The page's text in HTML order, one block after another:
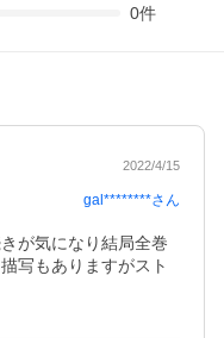
0件
2022/4/15
gal********さん
が気になり結局全巻
写もありますがスト